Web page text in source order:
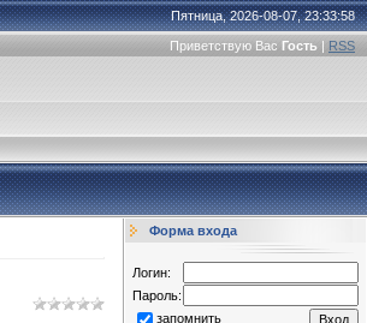
Пятница, 2026-08-07, 23:33:58
Приветствую Вас Гость | RSS
Форма входа
Логин:
Пароль:
запомнить